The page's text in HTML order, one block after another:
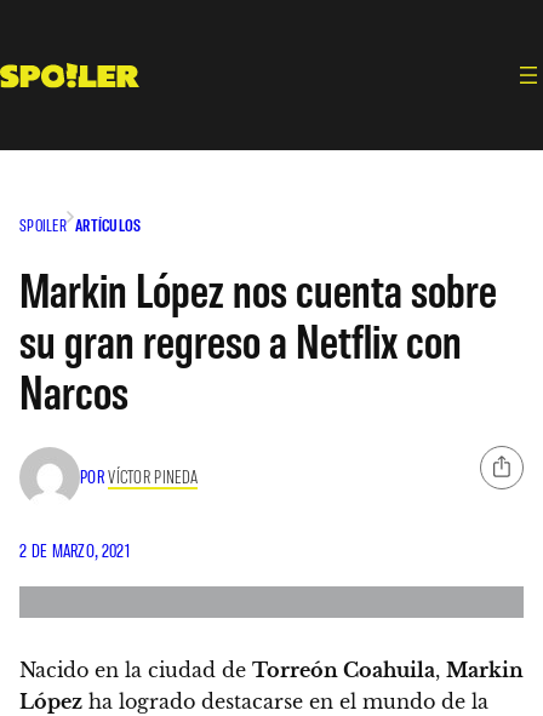
contenido
SPOILER ARTÍCULOS
Markin López nos cuenta sobre
su gran regreso a Netflix con
Narcos
PORVÍCTOR PINEDA
2 DE MARZO, 2021
Nacido en la ciudad de Torreón Coahuila, Markin
López ha logrado destacarse en el mundo de la